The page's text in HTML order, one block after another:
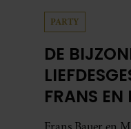
PARTY
DE
FRANS
BAUER: